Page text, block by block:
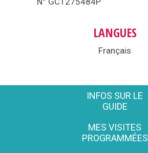
LANGUES
Français
INFOS SUR LE
GUIDE
MES VISITES
PROGRAMMÉES